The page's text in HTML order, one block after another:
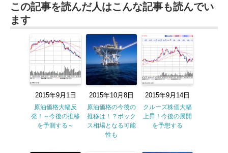
この記事を読んだ人はこんな記事も読んでい
ます
2015年9月1日
原油価格大幅反
発！～今後の推移
を予測する～
2015年10月8日
原油価格の今後の
推移は！？ボック
ス相場となる可能
性も
2015年9月14日
クルーズ株価大幅
上昇！今後の展開
を予想する